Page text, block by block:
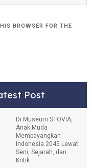
BROWSER FOR THE
Post
Di Museum STOVIA,
Anak Muda
Membayangkan
Indonesia 2045 Lewat
Seni, Sejarah, dan
Kritik